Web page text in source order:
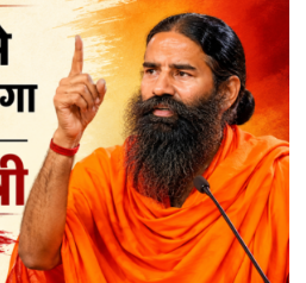
भूस्खलन
से
ट्रैफिक
रुका;
बहाली
का
काम
जारी